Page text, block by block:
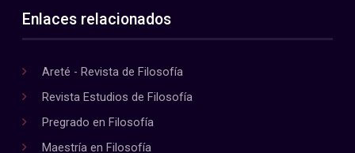
Enlaces relacionados
Areté - Revista de Filosofía
Revista Estudios de Filosofía
Pregrado en Filosofía
Maestría en Filosofía